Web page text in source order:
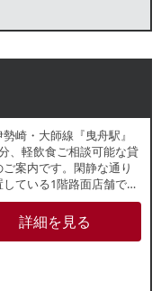
崎・大師線『曳舟駅』
、軽飲食ご相談可能な貸
ご案内です。閑静な通り
している1階路面店舗で、
カイツリーまで徒歩圏内
周辺は、飲食店や宿泊施
るため、観光客を中心と
ンダードまでお問い合
詳細を見る